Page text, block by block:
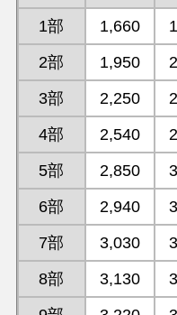
1部
1,660
2部
1,950
3部
2,250
4部
2,540
5部
2,850
6部
2,940
7部
3,030
8部
3,130